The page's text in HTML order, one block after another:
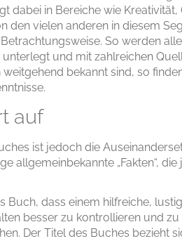
dabei in Bereiche wie
den vielen anderen in diesem
So werden
und mit zahlreichen
bekannt sind, so
auf
ist jedoch die
allgemeinbekannte „Fakten“,
Buch, dass einem hilfreiche,
besser zu kontrollieren und
Der Titel des Buches bezieht